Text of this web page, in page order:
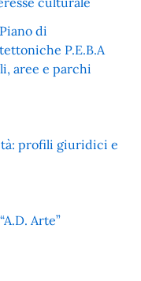
di
P.E.B.A
aree e parchi
profili giuridici e
Arte”